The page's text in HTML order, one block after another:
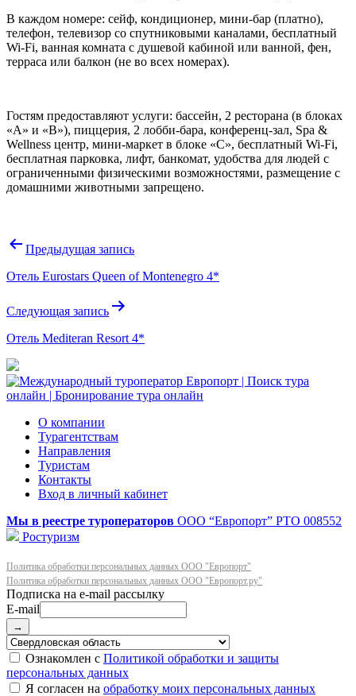
В каждом номере: сейф, кондиционер, мини-бар (платно),
телефон, телевизор со спутниковыми каналами, бесплатный
Wi-Fi, ванная комната с душевой кабиной или ванной, фен,
терраса или балкон (не во всех номерах).
Гостям предоставляют услуги: бассейн, 2 ресторана (в блоках
«А» и «B»), пиццерия, 2 лобби-бара, конференц-зал, Spa &
Wellness центр, мини-маркет в блоке «С», бесплатный Wi-Fi,
бесплатная парковка, лифт, банкомат, удобства для людей с
ограниченными физическими возможностями, размещение с
домашними животными запрещено.
Навигация
записям
Предыдущая запись
Отель Eurostars Queen of Montenegro 4*
Следующая запись
Отель Mediteran Resort 4*
О компании
Турагентствам
Направления
Туристам
Контакты
Вход в личный кабинет
Мы в реестре туроператоров ООО “Европорт” РТО 008552
Ростуризм
Политика обработки персональных данных ООО "Европорт"
Политика обработки персональных данных ООО "Европорт.ру"
E-mail
→
Ознакомлен с Политикой обработки и защиты
персональных данных
Я согласен на обработку моих персональных данных